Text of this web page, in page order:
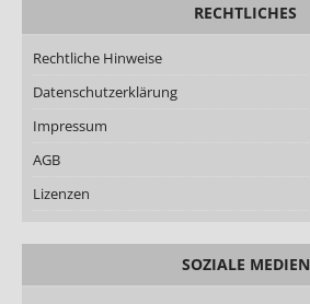
RECHTLICHES
Rechtliche Hinweise
Datenschutzerklärung
Impressum
AGB
Lizenzen
SOZIALE MEDIEN